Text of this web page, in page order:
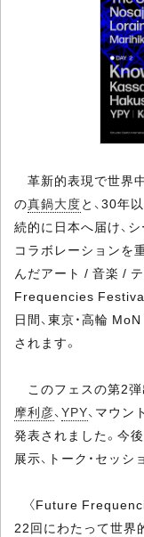
革新的表現で世界
の真鍋大度と、30年
続的に日本へ届け、
コラボレーションを
んだアート / 音楽 /
Frequencies Festival
日間、東京・高輪
されます。
このフェスの第2弾
摩利彦、 YPY、マウン
発表されました。今
展示、トーク・セッ
〈Future
22回にわたって世界